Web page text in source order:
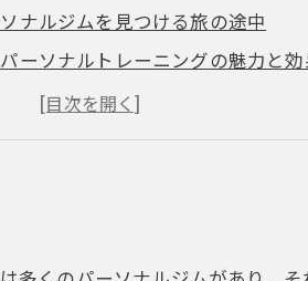
ナルジムを見つける旅の途中
ーソナルトレーニングの魅力と
訣：効果的なエクササイズとは？
めるためのトレーニングヒント
変化を実感！理想の体型への道の